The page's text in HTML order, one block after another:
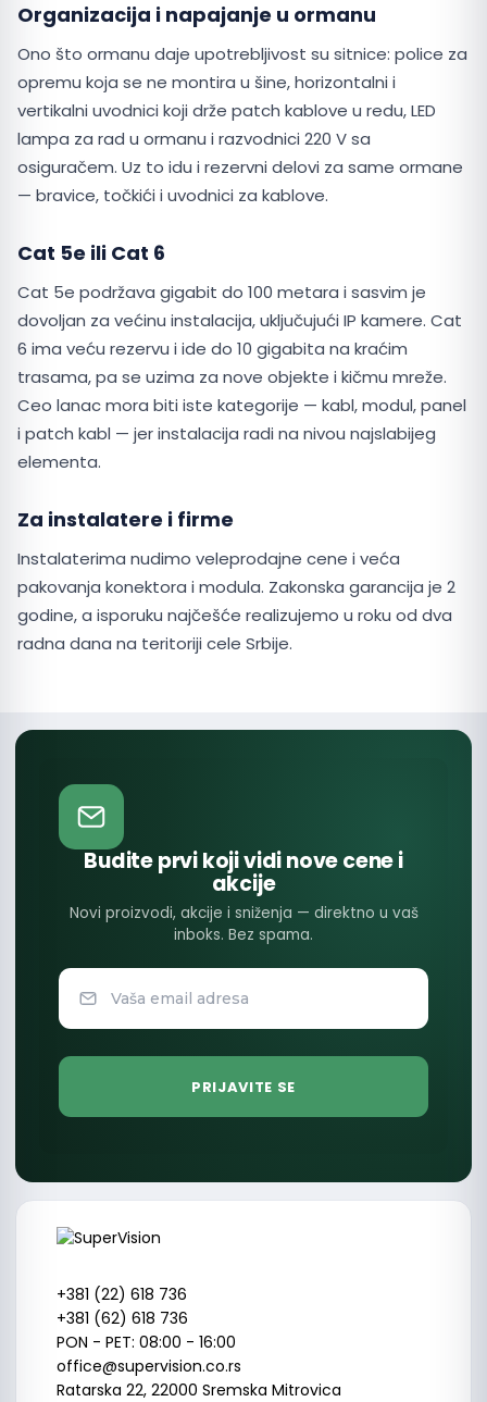
Organizacija i napajanje u ormanu
Ono što ormanu daje upotrebljivost su sitnice: police za
opremu koja se ne montira u šine, horizontalni i
vertikalni uvodnici koji drže patch kablove u redu, LED
lampa za rad u ormanu i razvodnici 220 V sa
osiguračem. Uz to idu i rezervni delovi za same ormane
— bravice, točkići i uvodnici za kablove.
Cat 5e ili Cat 6
Cat 5e podržava gigabit do 100 metara i sasvim je
dovoljan za većinu instalacija, uključujući IP kamere. Cat
6 ima veću rezervu i ide do 10 gigabita na kraćim
trasama, pa se uzima za nove objekte i kičmu mreže.
Ceo lanac mora biti iste kategorije — kabl, modul, panel
i patch kabl — jer instalacija radi na nivou najslabijeg
elementa.
Za instalatere i firme
Instalaterima nudimo veleprodajne cene i veća
pakovanja konektora i modula. Zakonska garancija je 2
godine, a isporuku najčešće realizujemo u roku od dva
radna dana na teritoriji cele Srbije.
Budite prvi koji vidi nove cene i
akcije
Novi proizvodi, akcije i sniženja — direktno u vaš
inboks. Bez spama.
+381 (22) 618 736
+381 (62) 618 736
PON - PET: 08:00 - 16:00
office@supervision.co.rs
Ratarska 22, 22000 Sremska Mitrovica